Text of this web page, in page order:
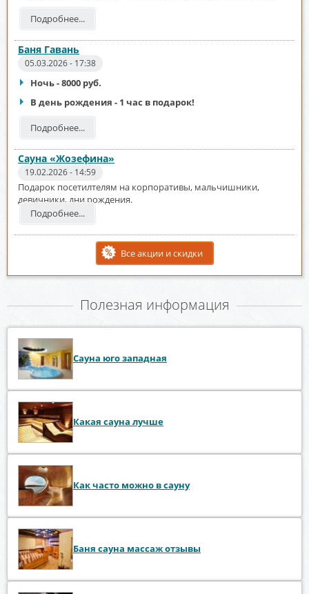
Подробнее...
Баня Гавань
05.03.2026 - 17:38
Ночь - 8000 руб.
В день рождения - 1 час в подарок!
Подробнее...
Сауна «Жозефина»
19.02.2026 - 14:59
Подарок посетилтелям на корпоративы, мальчишники,
девичники, дни рождения.
Подробнее...
Все акции и скидки
Полезная информация
Сауна юго западная
Какая сауна лучше
Как часто можно в сауну
Баня сауна массаж отзывы